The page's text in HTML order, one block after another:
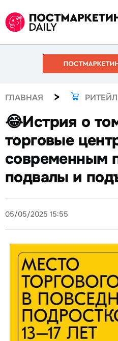
ГЛАВНАЯ > РИТЕЙЛ
😂Истрия о
торговые
современным
подвалы и
05/05/2025 15:55